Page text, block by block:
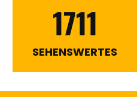
1711
SEHENSWERTES